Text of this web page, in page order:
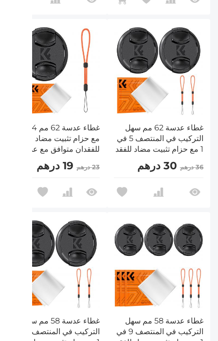
غطاء عدسة 62 مم سهل
التركيب في المنتصف 5 في
1 مع حزام تثبيت مضاد للفقد
متوافق مع عدسات كاميرات
نيكون وكانون وسوني
36 درهم 30 درهم
مع حزام تثبيت مضاد
للفقدان متوافق مع عدسات
كاميرات نيكون وكانون
وسوني وفوجي فيلم
23 درهم 19 درهم
غطاء عدسة 58 مم سهل
التركيب في المنتصف 9 في
غطاء عدسة 58 مم سهل